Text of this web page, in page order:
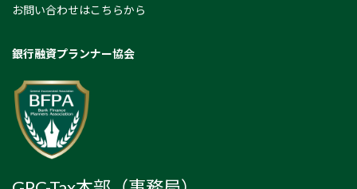
お問い合わせはこちらから
銀行融資プランナー協会